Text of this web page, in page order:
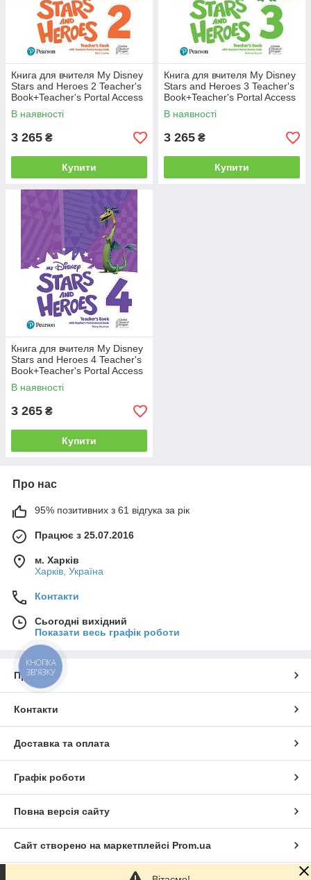
Книга для вчителя My Disney
Stars and Heroes 2 Teacher's
Book+Teacher's Portal Access
Code
В наявності
3 265 ₴
Купити
Книга для вчителя My Disney
Stars and Heroes 3 Teacher's
Book+Teacher's Portal Access
Code
В наявності
3 265 ₴
Купити
Книга для вчителя My Disney
Stars and Heroes 4 Teacher's
Book+Teacher's Portal Access
Code
В наявності
3 265 ₴
Купити
Про нас
95% позитивних з 61 відгука за рік
Працює з 25.07.2016
м. Харків
Харків, Україна
Контакти
Сьогодні вихідний
Показати весь графік роботи
Про нас
Контакти
Доставка та оплата
Графік роботи
Повна версія сайту
Сайт створено на маркетплейсі Prom.ua
КНОПКА
ЗВ'ЯЗКУ